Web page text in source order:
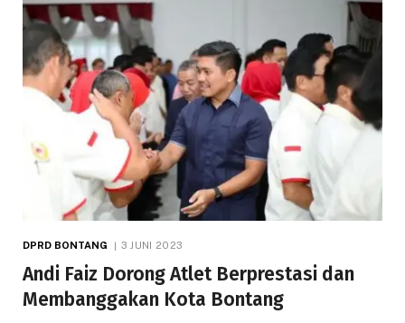
DPRD BONTANG 3 JUNI 2023
Andi Faiz Dorong Atlet Berprestasi dan
Membanggakan Kota Bontang